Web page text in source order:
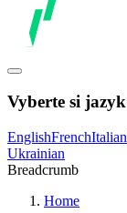
Vyberte si jazyk
EnglishFrenchItalian
Ukrainian
Breadcrumb
Home